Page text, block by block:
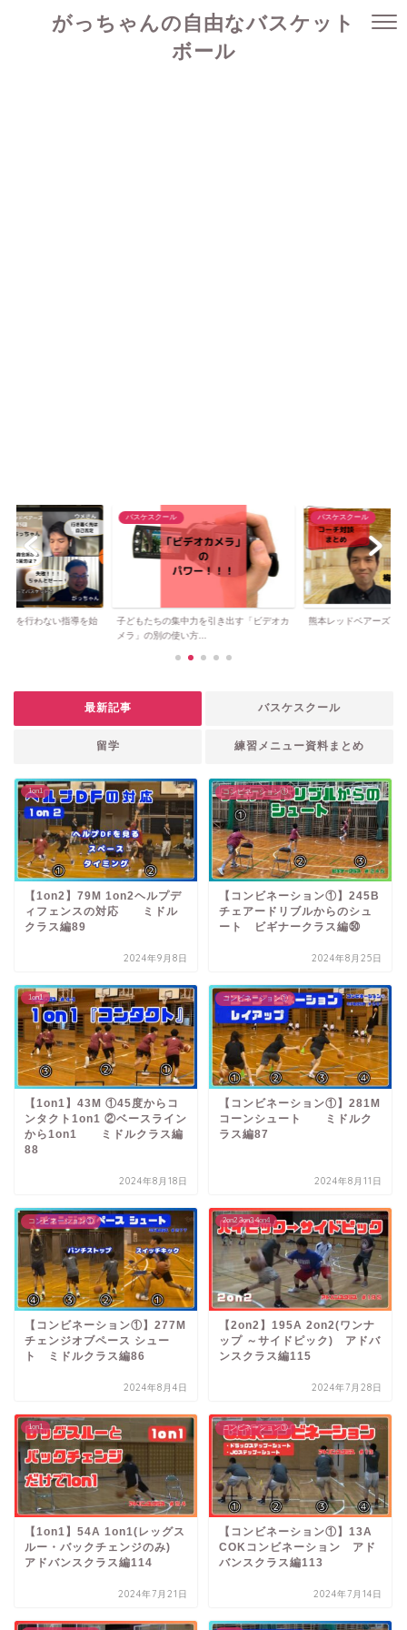
がっちゃんの自由なバスケット
ボール
言を行わない指導を始
バスケスクール
子どもたちの集中力を引き出す「ビデオカ
メラ」の別の使い方...
バスケスクール
熊本レッドベアーズ コ
最新記事 バスケスクール
留学 練習メニュー資料まとめ
1on1
【1on2】79M 1on2ヘルプデ
ィフェンスの対応 ミドル
クラス編89
2024年9月8日
コンビネーション①
【コンビネーション①】245B
チェアードリブルからのシュ
ート ビギナークラス編㊿
2024年8月25日
1on1
【1on1】43M ①45度からコ
ンタクト1on1 ②ベースライン
から1on1 ミドルクラス編
88
2024年8月18日
コンビネーション①
【コンビネーション①】281M
コーンシュート ミドルク
ラス編87
2024年8月11日
コンビネーション①
【コンビネーション①】277M
チェンジオブペース シュー
ト ミドルクラス編86
2024年8月4日
2on2 3on3 4on4
【2on2】195A 2on2(ワンナ
ップ ～サイドピック) アドバ
ンスクラス編115
2024年7月28日
1on1
【1on1】54A 1on1(レッグス
ルー・バックチェンジのみ)
アドバンスクラス編114
2024年7月21日
コンビネーション①
【コンビネーション①】13A
COKコンビネーション アド
バンスクラス編113
2024年7月14日